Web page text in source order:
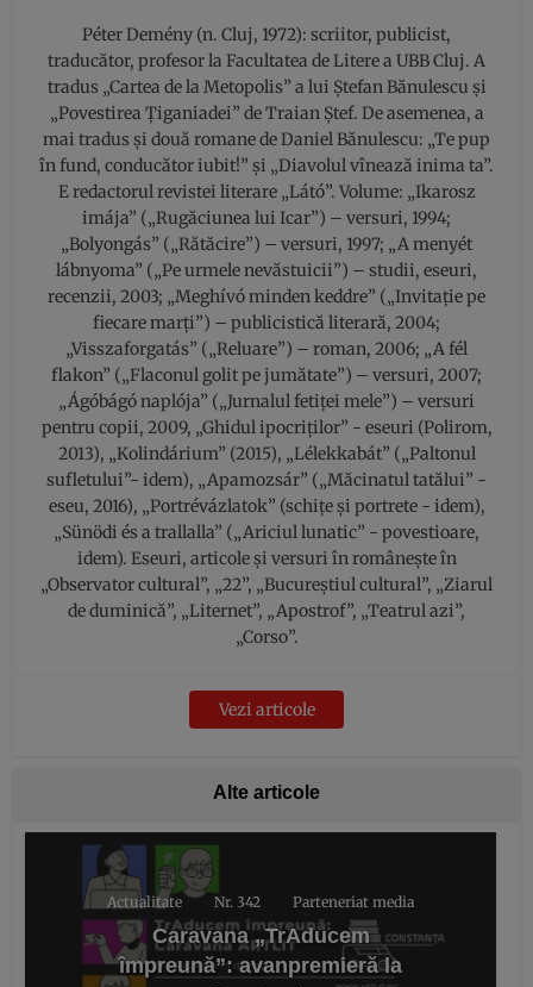
Péter Demény (n. Cluj, 1972): scriitor, publicist,
traducător, profesor la Facultatea de Litere a UBB Cluj. A
tradus „Cartea de la Metopolis” a lui Ștefan Bănulescu și
„Povestirea Țiganiadei” de Traian Ștef. De asemenea, a
mai tradus și două romane de Daniel Bănulescu: „Te pup
în fund, conducător iubit!” și „Diavolul vînează inima ta”.
E redactorul revistei literare „Látó”. Volume: „Ikarosz
imája” („Rugăciunea lui Icar”) – versuri, 1994;
„Bolyongás” („Rătăcire”) – versuri, 1997; „A menyét
lábnyoma” („Pe urmele nevăstuicii”) – studii, eseuri,
recenzii, 2003; „Meghívó minden keddre” („Invitaţie pe
fiecare marţi”) – publicistică literară, 2004;
„Visszaforgatás” („Reluare”) – roman, 2006; „A fél
flakon” („Flaconul golit pe jumătate”) – versuri, 2007;
„Ágóbágó naplója” („Jurnalul fetiţei mele”) – versuri
pentru copii, 2009, „Ghidul ipocriților” - eseuri (Polirom,
2013), „Kolindárium” (2015), „Lélekkabát” („Paltonul
sufletului”- idem), „Apamozsár” („Măcinatul tatălui” -
eseu, 2016), „Portrévázlatok” (schițe și portrete - idem),
„Sünödi és a trallalla” („Ariciul lunatic” - povestioare,
idem). Eseuri, articole şi versuri în româneşte în
„Observator cultural”, „22”, „Bucureştiul cultural”, „Ziarul
de duminică”, „Liternet”, „Apostrof”, „Teatrul azi”,
„Corso”.
Vezi articole
Alte articole
Actualitate Nr. 342 Parteneriat media
Caravana „TrAducem
împreună”: avanpremieră la